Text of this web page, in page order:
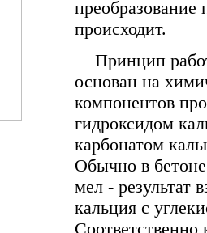
преобразование
происходит.
Принцип
основан на
компонентов
гидроксидом
карбонатом
Обычно в
мел - результат
кальция с
Соответственно